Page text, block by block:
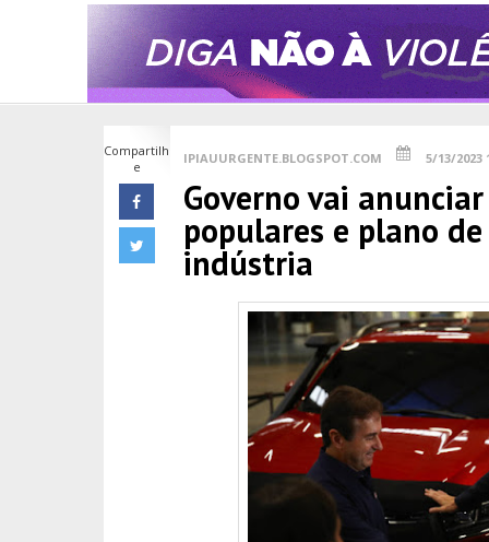
Compartilh
e
IPIAUURGENTE.BLOGSPOT.COM 5/13/2023
Governo vai
populares e plano
indústria